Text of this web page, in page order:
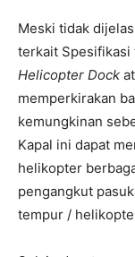
Meski tidak
terkait Spesifikasi
Helicopter Dock
memperkirakan
kemungkinan
Kapal ini dapat
helikopter
pengangkut
tempur /